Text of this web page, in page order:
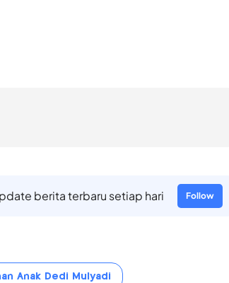
berita terbaru setiap hari Follow
Anak Dedi Mulyadi